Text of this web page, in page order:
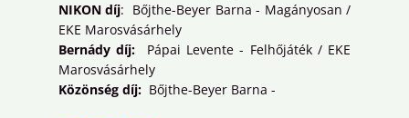
NIKON díj: Bőjthe-Beyer Barna - Magányosan /
EKE Marosvásárhely
Bernády díj: Pápai Levente - Felhőjáték / EKE
Marosvásárhely
Közönség díj: Bőjthe-Beyer Barna -